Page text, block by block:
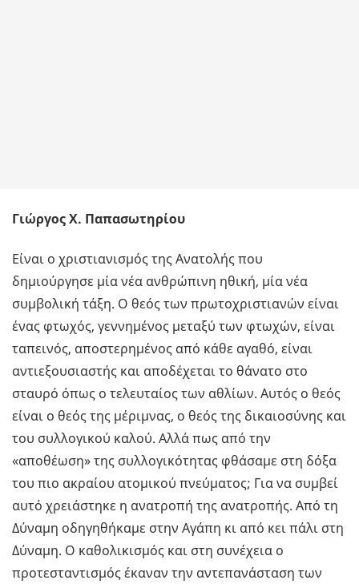
Γιώργος X. Παπασωτηρίου
Είναι ο χριστιανισμός της Ανατολής που
δημιούργησε μία νέα ανθρώπινη ηθική, μία νέα
συμβολική τάξη. Ο θεός των πρωτοχριστιανών είναι
ένας φτωχός, γεννημένος μεταξύ των φτωχών, είναι
ταπεινός, αποστερημένος από κάθε αγαθό, είναι
αντιεξουσιαστής και αποδέχεται το θάνατο στο
σταυρό όπως ο τελευταίος των αθλίων. Αυτός ο θεός
είναι ο θεός της μέριμνας, ο θεός της δικαιοσύνης και
του συλλογικού καλού. Αλλά πως από την
«αποθέωση» της συλλογικότητας φθάσαμε στη δόξα
του πιο ακραίου ατομικού πνεύματος; Για να συμβεί
αυτό χρειάστηκε η ανατροπή της ανατροπής. Από τη
Δύναμη οδηγηθήκαμε στην Αγάπη κι από κει πάλι στη
Δύναμη. Ο καθολικισμός και στη συνέχεια ο
προτεσταντισμός έκαναν την αντεπανάσταση των